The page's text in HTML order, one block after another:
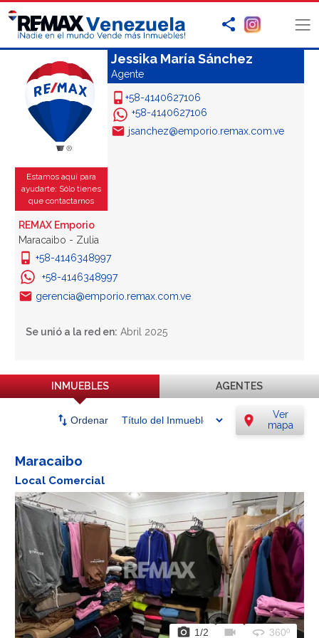
Estamos aquí para
ayudarte: Sólo tienes
que contactarnos
Jessika María Sánchez
Agente
+58-4140627106
+58-4140627106
jsanchez@emporio.remax.com.ve
REMAX Emporio
Maracaibo - Zulia
+58-4146348997
+58-4146348997
gerencia@emporio.remax.com.ve
Se unió a la red en: Abril 2025
INMUEBLES AGENTES
swap_vert Ordenar location_on
Ver
mapa
Maracaibo
Local Comercial
photo_camera 1/2 videocam 360 360º